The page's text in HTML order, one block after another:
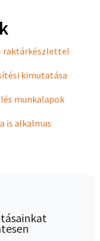
raktárkészlettel
kimutatása
munkalapok
is alkalmas